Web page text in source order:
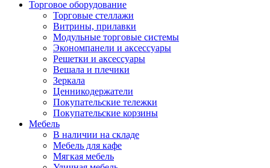
Торговое оборудование
Торговые стеллажи
Витрины, прилавки
Модульные торговые системы
Экономпанели и аксессуары
Решетки и аксессуары
Вешала и плечики
Зеркала
Ценникодержатели
Покупательские тележки
Покупательские корзины
Мебель
В наличии на складе
Мебель для кафе
Мягкая мебель